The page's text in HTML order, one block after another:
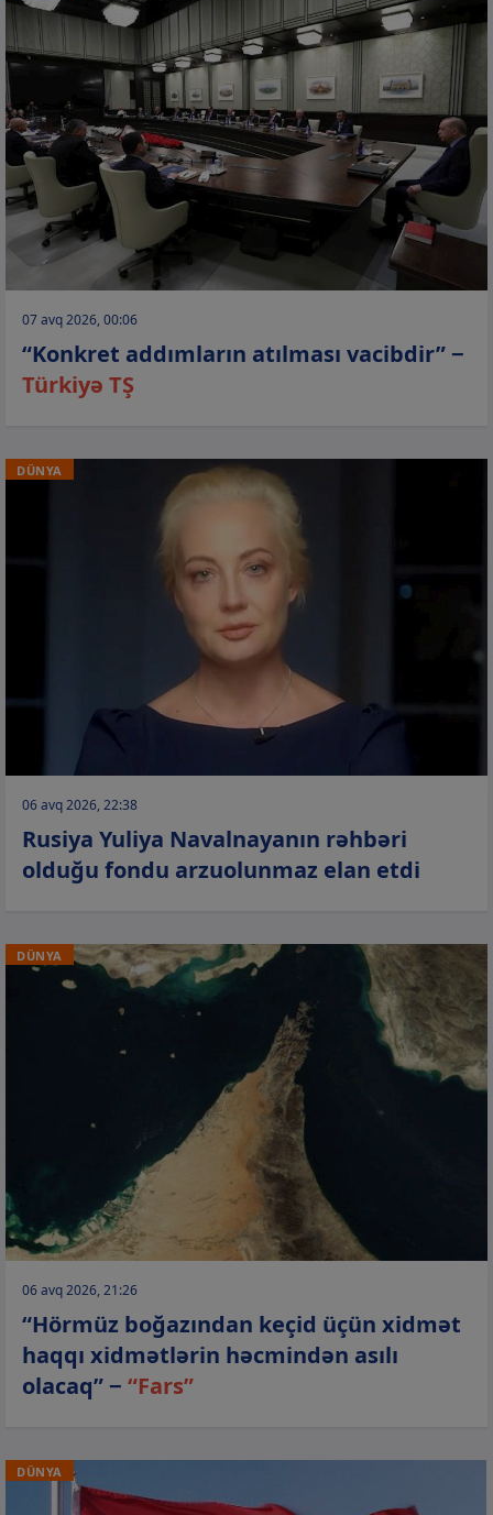
07 avq 2026, 00:06
“Konkret addımların atılması vacibdir” −
Türkiyə TŞ
DÜNYA
06 avq 2026, 22:38
Rusiya Yuliya Navalnayanın rəhbəri
olduğu fondu arzuolunmaz elan etdi
DÜNYA
06 avq 2026, 21:26
“Hörmüz boğazından keçid üçün xidmət
haqqı xidmətlərin həcmindən asılı
olacaq” − “Fars”
DÜNYA